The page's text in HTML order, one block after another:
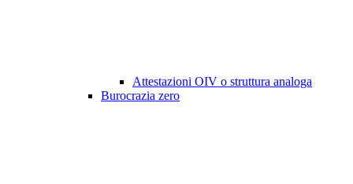
Attestazioni OIV o struttura analoga
Burocrazia zero